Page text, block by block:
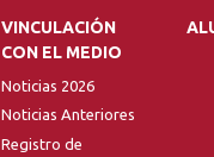
VINCULACIÓN
CON EL MEDIO
Noticias 2026
Noticias Anteriores
Registro de